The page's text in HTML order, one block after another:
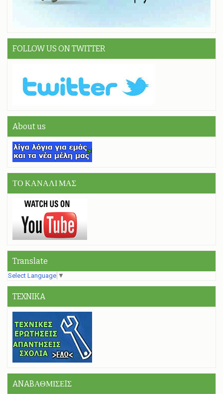
FOLLOW US ON TWITTER
About us
ΤΟ ΚΑΝΑΛΙ ΜΑΣ
Translate
Select Language ▼
TEXNIKA
ANABΑΘΜΙΣΕIΣ